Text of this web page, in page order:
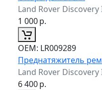
Land Rover
1 000р.
ОЕМ: LR009289
Преднатяжитель
Land Rover
6 400р.